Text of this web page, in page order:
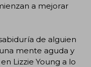
a mejorar
de alguien
mente aguda y
Lizzie Young a lo